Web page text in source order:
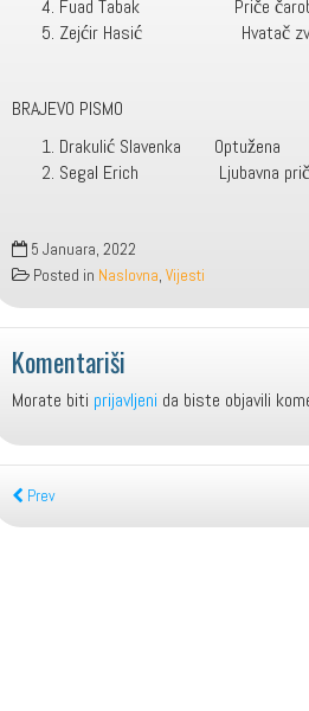
Fuad Tabak Priče
Zejćir Hasić Hvatač
BRAJEVO PISMO
Drakulić Slavenka
Segal Erich Ljubavna
5 Januara, 2022
Posted in Naslovna, Vijesti
Komentariši
Morate biti prijavljeni da biste objavili
Prev